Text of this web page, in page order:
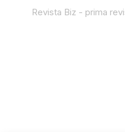
Revista Biz - prima